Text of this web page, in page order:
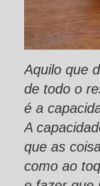
Aquilo que
de todo o
é a
A
que as
como ao